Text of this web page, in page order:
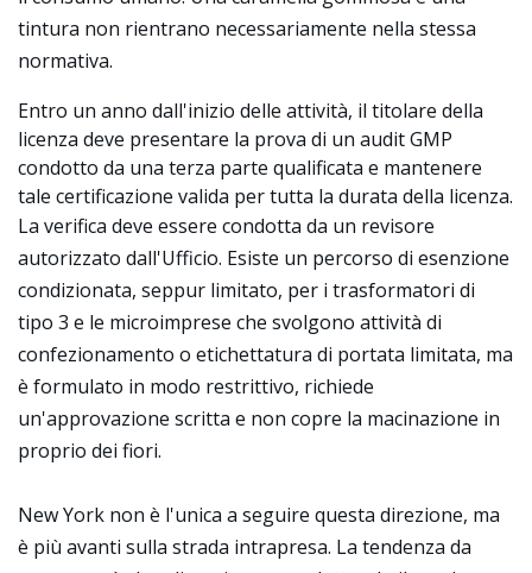
tintura non rientrano necessariamente nella stessa
normativa.
Entro un anno dall'inizio delle attività, il titolare della
licenza deve presentare la prova di un audit GMP
condotto da una terza parte qualificata e mantenere
tale certificazione valida per tutta la durata della licenza.
La verifica deve essere condotta da un revisore
autorizzato dall'Ufficio. Esiste un percorso di esenzione
condizionata, seppur limitato, per i trasformatori di
tipo 3 e le microimprese che svolgono attività di
confezionamento o etichettatura di portata limitata, ma
è formulato in modo restrittivo, richiede
un'approvazione scritta e non copre la macinazione in
proprio dei fiori.
New York non è l'unica a seguire questa direzione, ma
è più avanti sulla strada intrapresa. La tendenza da